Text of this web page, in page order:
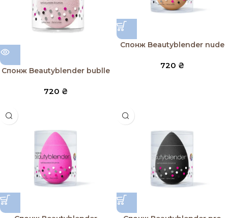
Спонж Beautyblender bublle
720 ₴
Спонж Beautyblender nude
720 ₴